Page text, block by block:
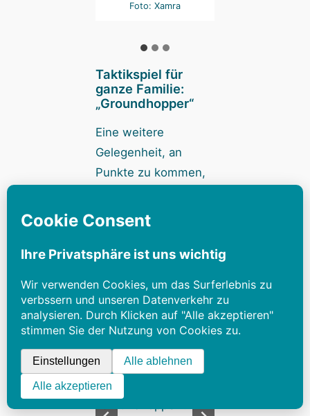
Foto: Xamra
Taktikspiel für
ganze Familie:
„Groundhopper“
Eine weitere
Gelegenheit, an
Punkte zu kommen,
Kommt ein Fußballfan
und füllt so seinen
über zahlreiche
Zusatzpunkte freuen.